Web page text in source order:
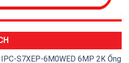
S7XEP-6M0WED 6MP 2K Ống